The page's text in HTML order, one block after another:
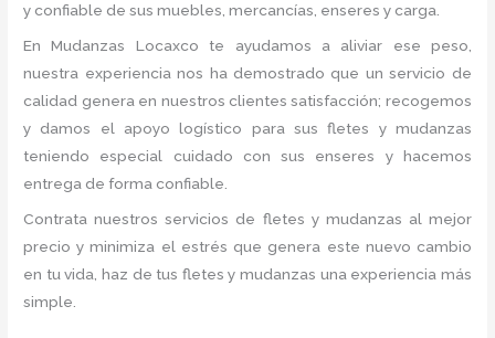
y confiable de sus muebles, mercancías, enseres y carga.
En Mudanzas Locaxco te ayudamos a aliviar ese peso,
nuestra experiencia nos ha demostrado que un servicio de
calidad genera en nuestros clientes satisfacción; recogemos
y damos el apoyo logístico para sus fletes y mudanzas
teniendo especial cuidado con sus enseres y hacemos
entrega de forma confiable.
Contrata nuestros servicios de fletes y mudanzas al mejor
precio y minimiza el estrés que genera este nuevo cambio
en tu vida, haz de tus fletes y mudanzas una experiencia más
simple.